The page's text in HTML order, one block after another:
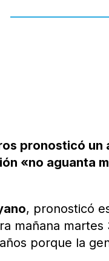
pronosticó un
«no aguanta
, pronosticó
mañana
porque la